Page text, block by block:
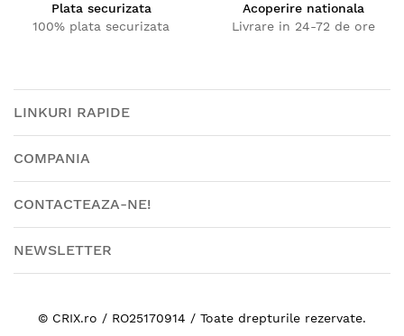
Plata securizata
100% plata securizata
Acoperire nationala
Livrare in 24-72 de ore
LINKURI RAPIDE
COMPANIA
CONTACTEAZA-NE!
NEWSLETTER
© CRIX.ro / RO25170914 / Toate drepturile rezervate.